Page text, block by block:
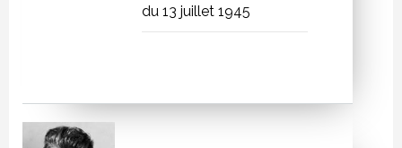
du 13 juillet 1945